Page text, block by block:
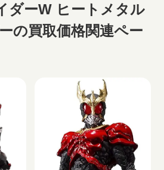
ダーW ヒートメタル
の買取価格関連ペー